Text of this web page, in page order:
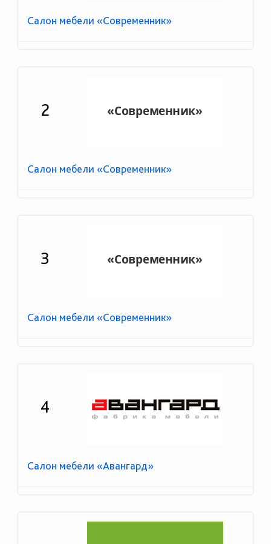
Салон мебели «Современник»
2
Салон мебели «Современник»
3
Салон мебели «Современник»
4
Салон мебели «Авангард»